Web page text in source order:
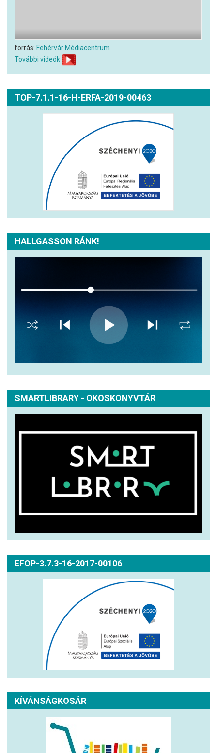
forrás: Fehérvár Médiacentrum
További videók
TOP-7.1.1-16-H-ERFA-2019-00463
HALLGASSON RÁNK!
SMARTLIBRARY - OKOSKÖNYVTÁR
EFOP-3.7.3-16-2017-00106
KÍVÁNSÁGKOSÁR